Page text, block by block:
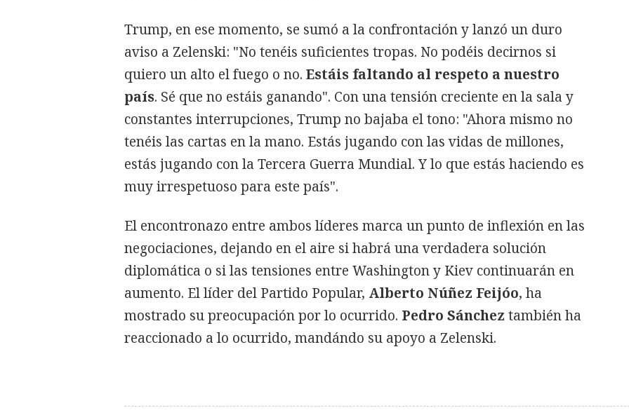
Trump, en ese momento, se sumó a la confrontación y lanzó un duro
aviso a Zelenski: "No tenéis suficientes tropas. No podéis decirnos si
quiero un alto el fuego o no. Estáis faltando al respeto a nuestro
país. Sé que no estáis ganando". Con una tensión creciente en la sala y
constantes interrupciones, Trump no bajaba el tono: "Ahora mismo no
tenéis las cartas en la mano. Estás jugando con las vidas de millones,
estás jugando con la Tercera Guerra Mundial. Y lo que estás haciendo es
muy irrespetuoso para este país".
El encontronazo entre ambos líderes marca un punto de inflexión en las
negociaciones, dejando en el aire si habrá una verdadera solución
diplomática o si las tensiones entre Washington y Kiev continuarán en
aumento. El líder del Partido Popular, Alberto Núñez Feijóo, ha
mostrado su preocupación por lo ocurrido. Pedro Sánchez también ha
reaccionado a lo ocurrido, mandándo su apoyo a Zelenski.